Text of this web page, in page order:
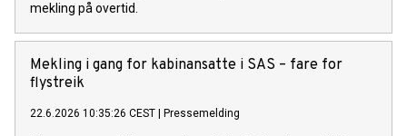
mekling på overtid.
Mekling i gang for kabinansatte i SAS – fare for
flystreik
22.6.2026 10:35:26 CEST Pressemelding